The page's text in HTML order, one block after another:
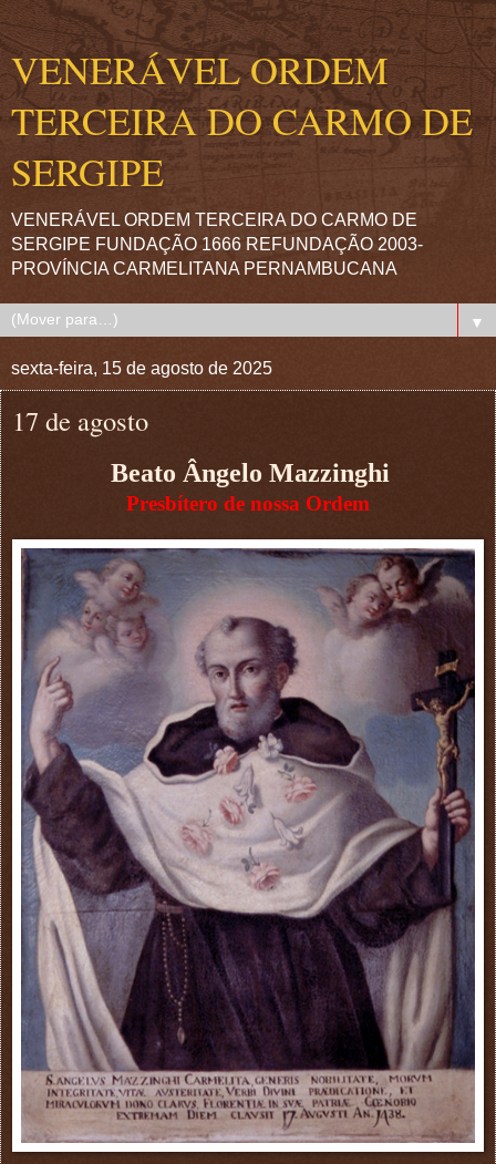
VENERÁVEL ORDEM
TERCEIRA DO CARMO DE
SERGIPE
VENERÁVEL ORDEM TERCEIRA DO CARMO DE
SERGIPE FUNDAÇÃO 1666 REFUNDAÇÃO 2003-
PROVÍNCIA CARMELITANA PERNAMBUCANA
▼
sexta-feira, 15 de agosto de 2025
17 de agosto
Beato Ângelo Mazzinghi
Presbítero de nossa Ordem